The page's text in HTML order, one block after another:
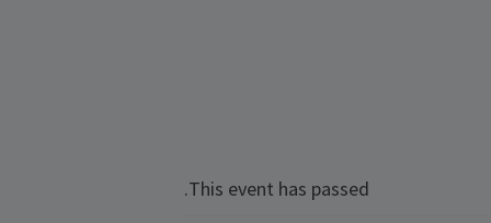
This event has passed.